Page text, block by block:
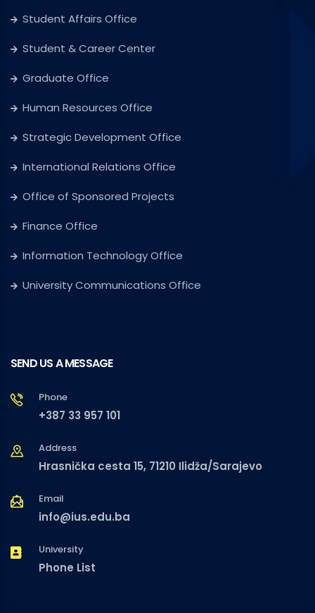
Student Affairs Office
Student & Career Center
Graduate Office
Human Resources Office
Strategic Development Office
International Relations Office
Office of Sponsored Projects
Finance Office
Information Technology Office
University Communications Office
SEND US A MESSAGE
Phone
+387 33 957 101
Address
Hrasnička cesta 15, 71210 Ilidža/Sarajevo
Email
info@ius.edu.ba
University
Phone List